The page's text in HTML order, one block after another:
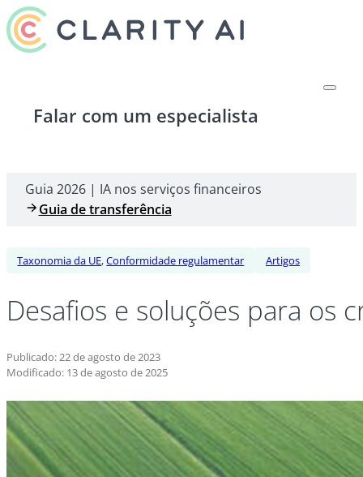
Falar com um especialista
Guia 2026 | IA nos serviços financeiros
Guia de transferência
Taxonomia da UE,Conformidade regulamentar Artigos
Desafios e soluções para os
Publicado: 22 de agosto de 2023
Modificado: 13 de agosto de 2025